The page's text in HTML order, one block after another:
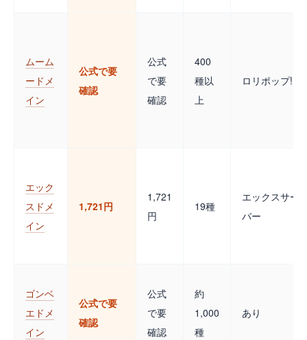
ムーム
ードメ
イン
公式で要
確認
公式
で要
確認
400
種以
上
ロリポップ!
エック
スドメ
イン
1,721円
1,721
円
19種
エックスサー
バー
ゴンベ
エドメ
イン
公式で要
確認
公式
で要
確認
約
1,000
種
あり